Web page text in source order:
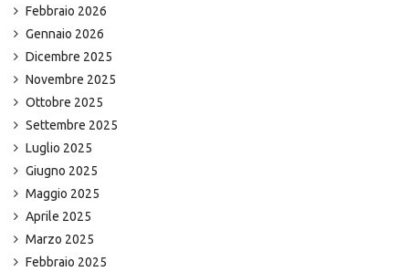
Febbraio 2026
Gennaio 2026
Dicembre 2025
Novembre 2025
Ottobre 2025
Settembre 2025
Luglio 2025
Giugno 2025
Maggio 2025
Aprile 2025
Marzo 2025
Febbraio 2025